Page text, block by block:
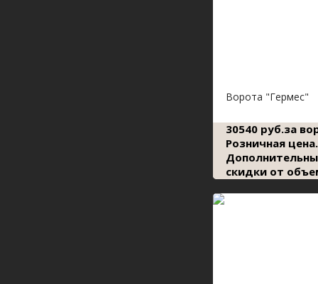
Ворота "Гермес"
30540 руб.за
Розничная цена.
скидки от